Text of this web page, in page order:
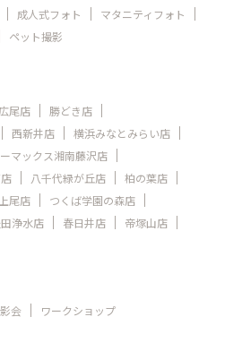
成人式フォト
マタニティフォト
ペット撮影
広尾店
勝どき店
西新井店
横浜みなとみらい店
マックス湘南藤沢店
八千代緑が丘店
柏の葉店
尾店
つくば学園の森店
浄水店 春日井店
帝塚山店
会 ワークショップ